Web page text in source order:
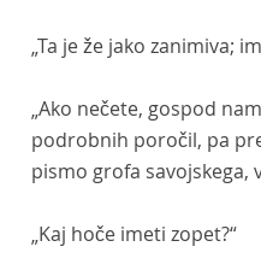
„Ta je že jako zanimiva;
„Ako nečete, gospod
podrobnih poročil, pa
pismo grofa savojskega,
„Kaj hoče imeti zopet?“